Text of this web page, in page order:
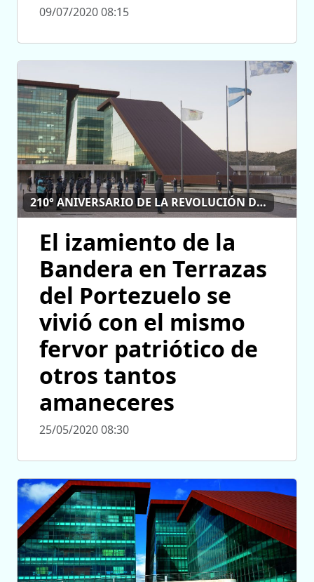
09/07/2020 08:15
210° ANIVERSARIO DE LA REVOLUCIÓN DE MAYO
El izamiento de la
Bandera en Terrazas
del Portezuelo se
vivió con el mismo
fervor patriótico de
otros tantos
amaneceres
25/05/2020 08:30